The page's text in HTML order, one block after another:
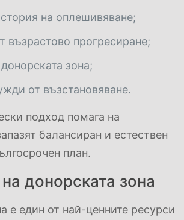
на оплешивяване;
възрастово прогресиране;
зона;
от възстановяване.
подход помага на
балансиран и естествен
план.
донорската зона
е един от най-ценните ресурси